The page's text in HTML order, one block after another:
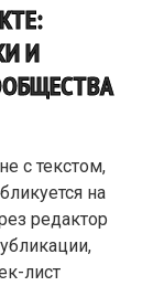
И
с текстом,
на
редактор
лист